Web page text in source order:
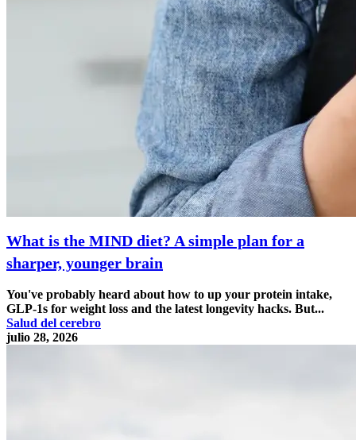
What is the MIND diet? A simple plan for a
sharper, younger brain
You've probably heard about how to up your protein intake,
GLP-1s for weight loss and the latest longevity hacks. But...
Salud del cerebro
julio 28, 2026